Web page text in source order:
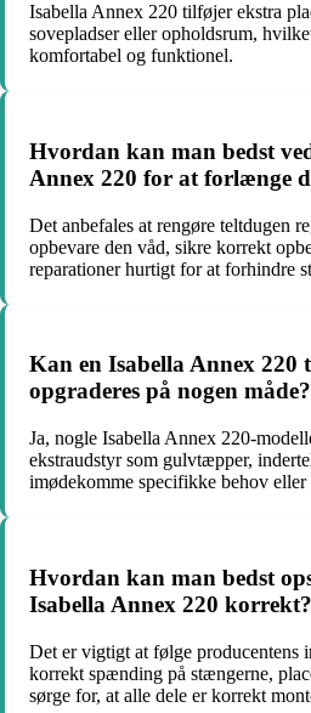
Isabella Annex 220 tilføjer ekstra
sovepladser eller opholdsrum,
komfortabel og funktionel.
Hvordan kan man bedst
Annex 220 for at forlænge
Det anbefales at rengøre teltdugen
opbevare den våd, sikre korrekt
reparationer hurtigt for at forhindre
Kan en Isabella Annex 220
opgraderes på nogen måde?
Ja, nogle Isabella Annex 220-
ekstraudstyr som gulvtæpper,
imødekomme specifikke behov eller
Hvordan kan man bedst
Isabella Annex 220 korrekt?
Det er vigtigt at følge producentens
korrekt spænding på stængerne,
sørge for, at alle dele er korrekt